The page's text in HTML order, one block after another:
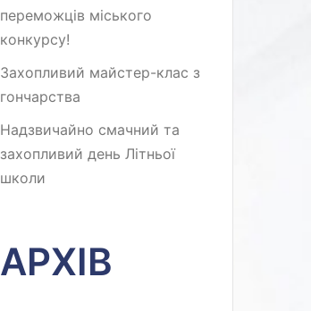
переможців міського
конкурсу!
Захопливий майстер-клас з
гончарства
Надзвичайно смачний та
захопливий день Літньої
школи
АРХІВ